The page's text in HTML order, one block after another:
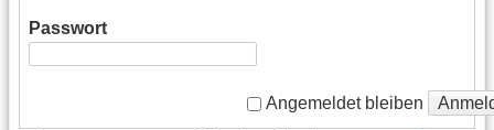
Passwort
Angemeldet bleiben